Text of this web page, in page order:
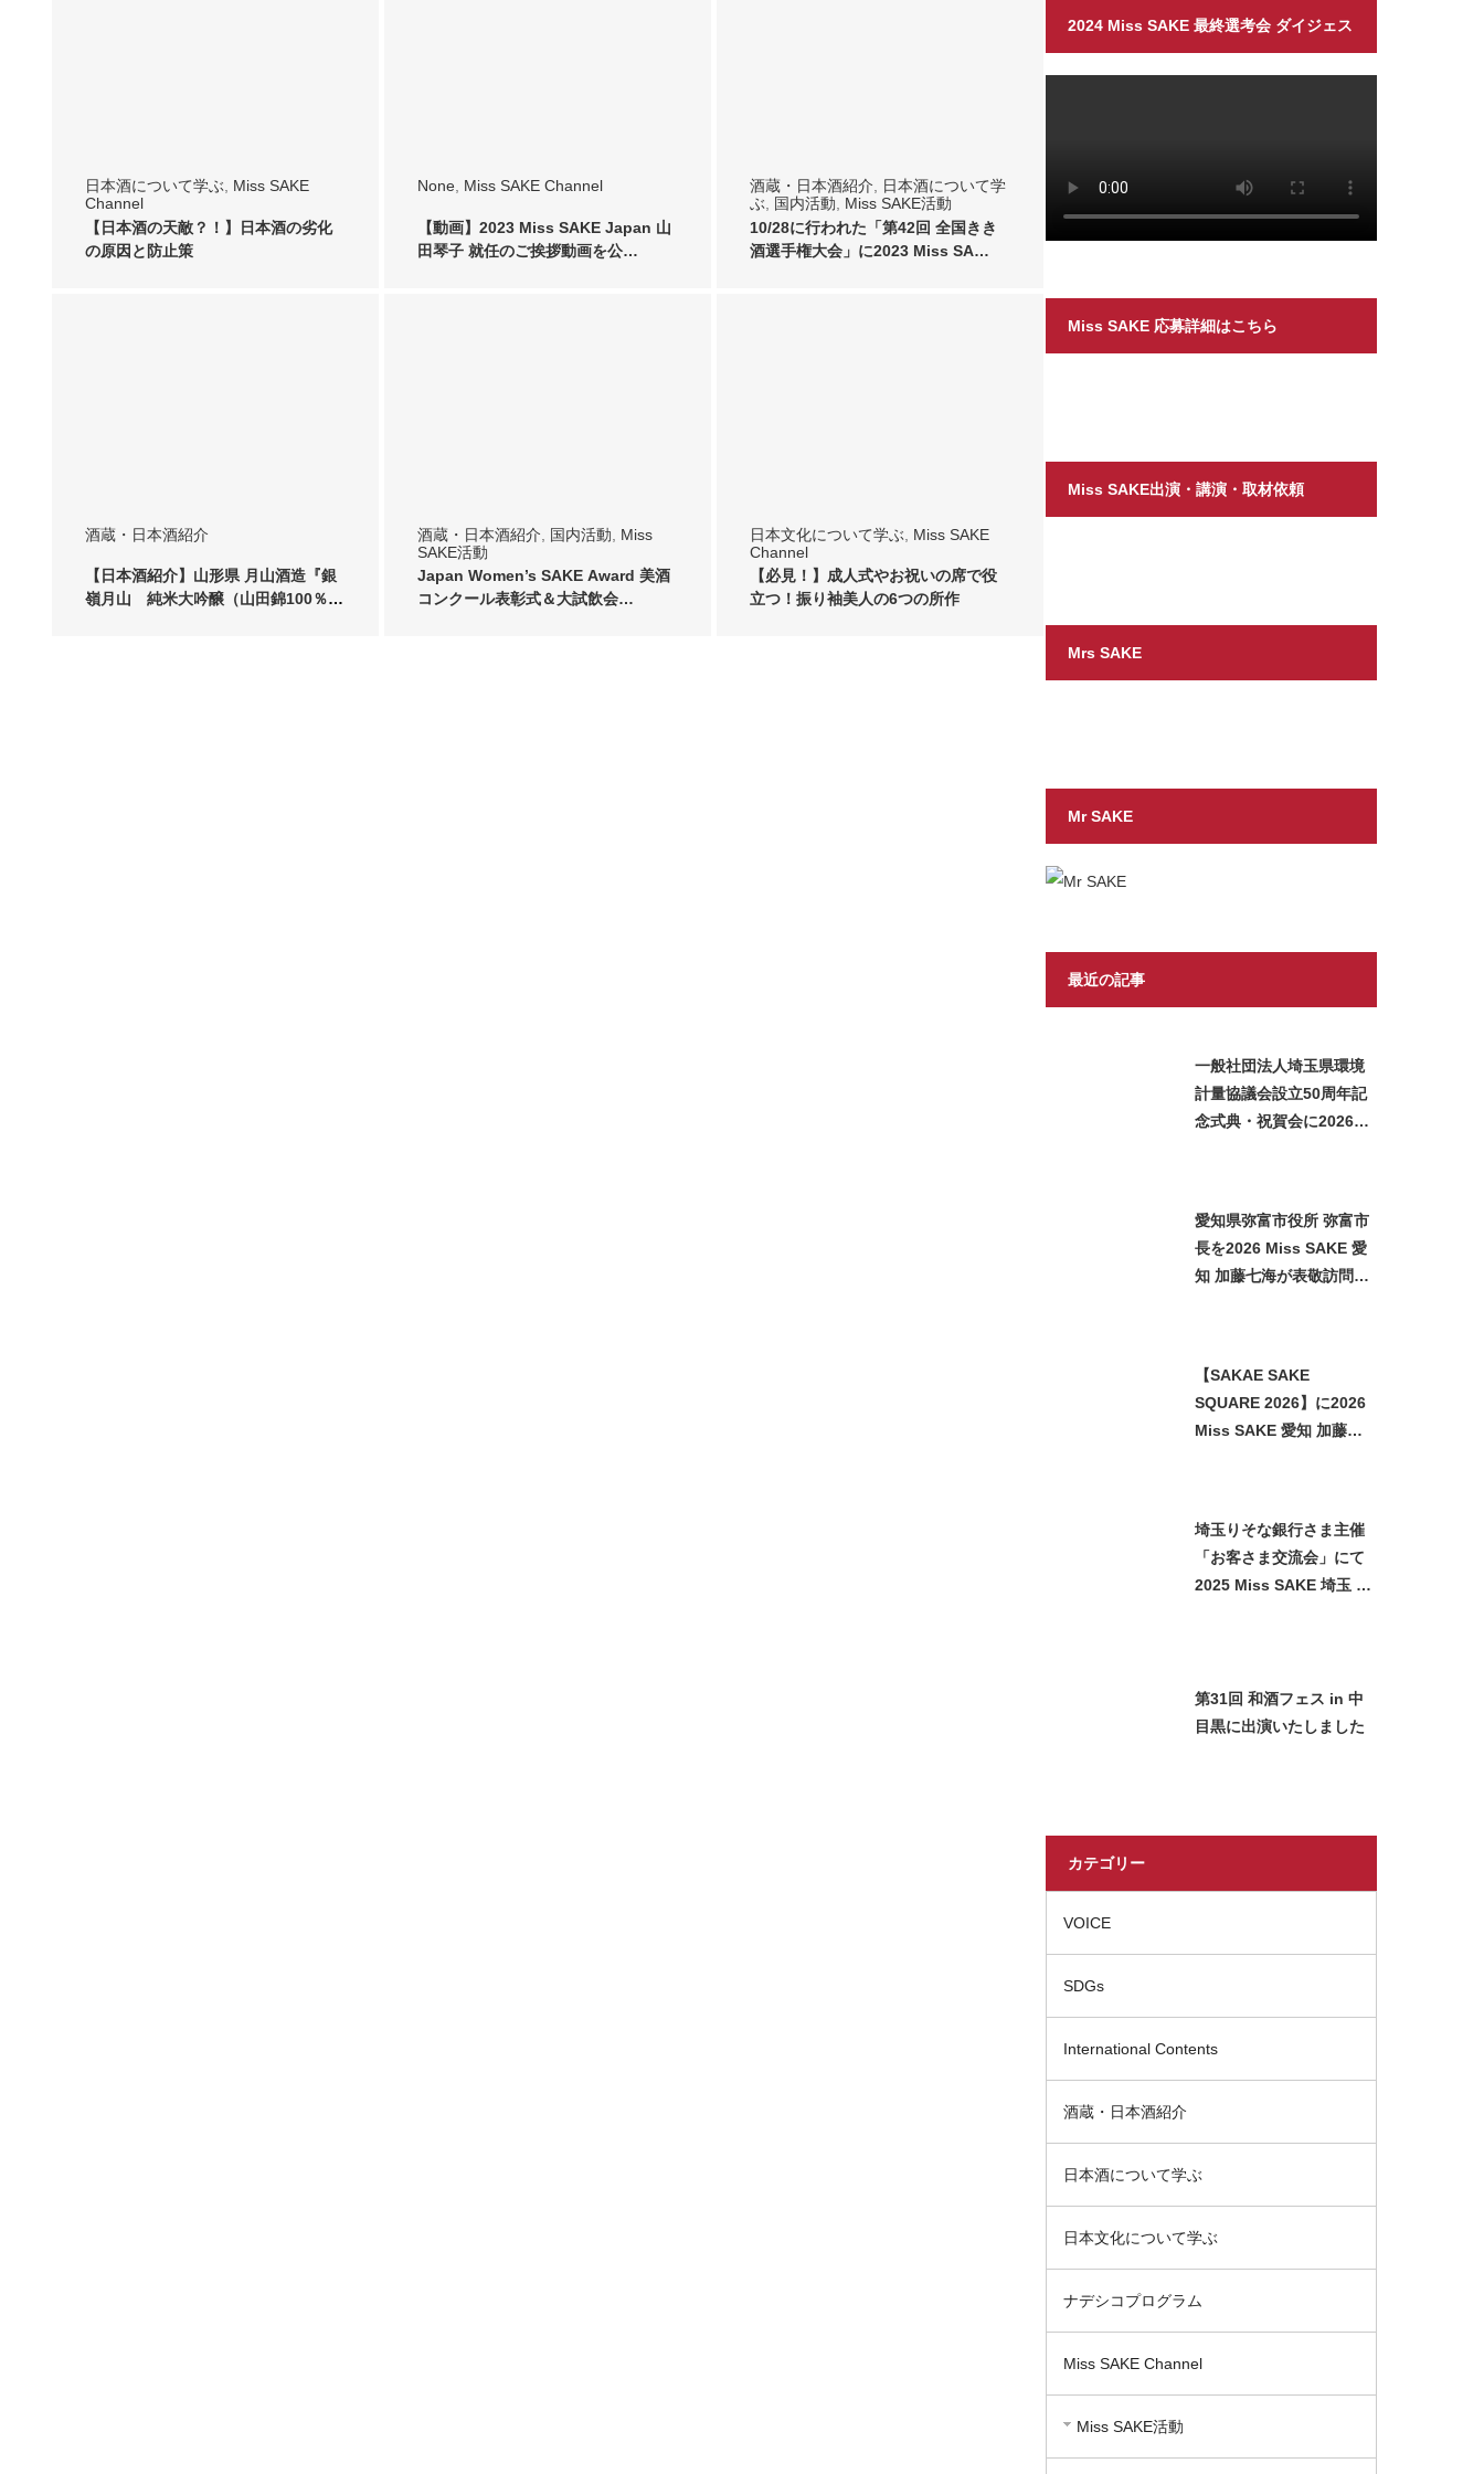
日本酒について学ぶ
Miss SAKE
Channel
【日本酒の天敵？！】日本酒の劣化
の原因と防止策
None Miss SAKE Channel
【動画】2023 Miss SAKE Japan 山
田琴子 就任のご挨拶動画を公…
酒蔵・日本酒紹介
日本酒について学
ぶ
国内活動
Miss SAKE活動
10/28に行われた「第42回 全国きき
酒選手権大会」に2023 Miss SA…
酒蔵・日本酒紹介
【日本酒紹介】山形県 月山酒造『銀
嶺月山 純米大吟醸（山田錦100％使
酒蔵・日本酒紹介 国内活動
Miss
SAKE活動
Japan Women’s SAKE Award 美酒
コンクール表彰式＆大試飲会…
日本文化について学ぶ
Miss SAKE
Channel
【必見！】成人式やお祝いの席で役
立つ！振り袖美人の6つの所作
2024 Miss SAKE 最終選考会 ダイジェス
ト
Miss SAKE 応募詳細はこちら
Miss SAKE出演・講演・取材依頼
Mrs SAKE
Mr SAKE
最近の記事
一般社団法人埼玉県環境
計量協議会設立50周年記
念式典・祝賀会に2026
愛知県弥富市役所 弥富市
長を2026 Miss SAKE 愛
知 加藤七海が表敬訪問い
【SAKAE SAKE
SQUARE 2026】に2026
Miss SAKE 愛知 加藤七
埼玉りそな銀行さま主催
「お客さま交流会」にて
2025 Miss SAKE 埼玉 石
第31回 和酒フェス in 中
目黒に出演いたしました
カテゴリー
VOICE
SDGs
International Contents
酒蔵・日本酒紹介
日本酒について学ぶ
日本文化について学ぶ
ナデシコプログラム
Miss SAKE Channel
Miss SAKE活動